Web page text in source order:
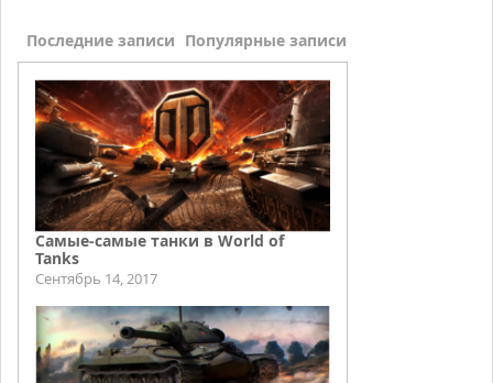
Последние записи Популярные записи
Самые-самые танки в World of
Tanks
Сентябрь 14, 2017